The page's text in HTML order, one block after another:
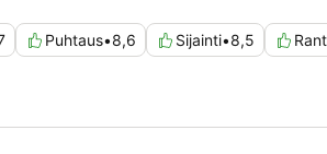
kaipaavat vieraat voivat
puutarhaan.
Puhtaus•8,6 Sijainti•8,5